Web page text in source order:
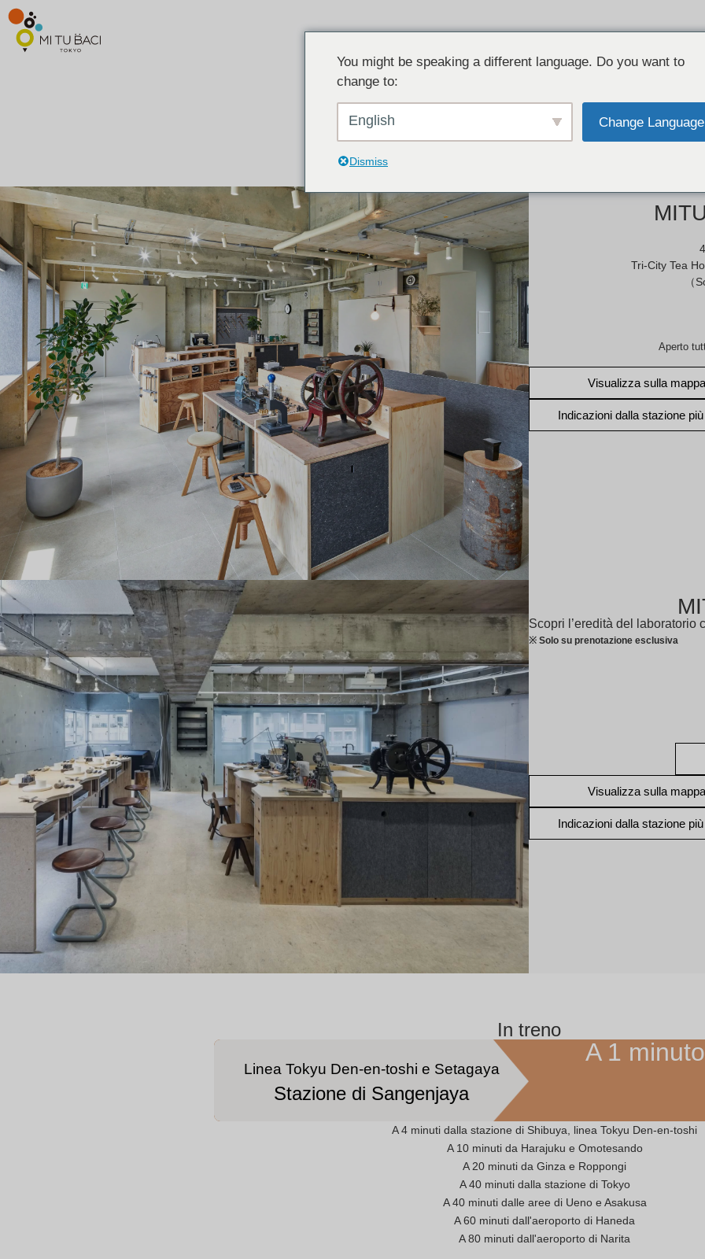
INFORMAZIONI NEGOZIO
Tri-City Tea
（
Aperto
Visualizza sulla mappa
Indicazioni dalla stazione
Scopri l’eredità del laboratorio
※ Solo su prenotazione esclusiva
Visualizza sulla mappa
Indicazioni dalla stazione
In treno
Linea Tokyu Den-en-toshi e Setagaya
Stazione di Sangenjaya
A 1
A 4 minuti dalla stazione di Shibuya, linea Tokyu Den-en-toshi
A 10 minuti da Harajuku e Omotesando
A 20 minuti da Ginza e Roppongi
A 40 minuti dalla stazione di Tokyo
A 40 minuti dalle aree di Ueno e Asakusa
A 60 minuti dall'aeroporto di Haneda
A 80 minuti dall'aeroporto di Narita
You might be speaking a different language. Do you want to
change to:
English Change Language
Dismiss